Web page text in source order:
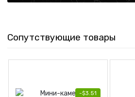
Сопутствующие товары
-$3.51